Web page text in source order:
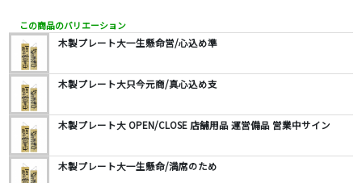
この商品のバリエーション
木製プレート大一生懸命営/心込め準
木製プレート大只今元商/真心込め支
木製プレート大 OPEN/CLOSE 店舗用品 運営備品 営業中サイン
木製プレート大一生懸命/満席のため